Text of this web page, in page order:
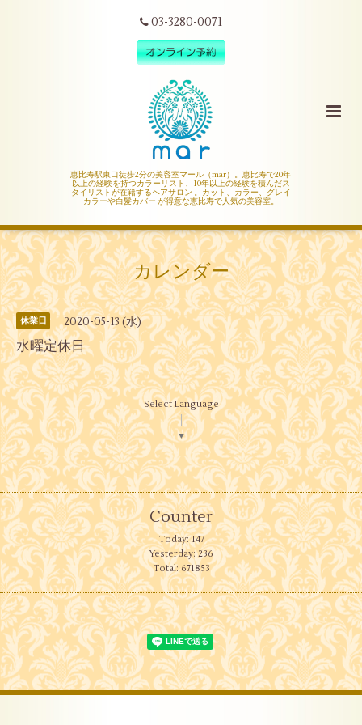
03-3280-0071
恵比寿駅東口徒歩2分の美容室マール（mar）。恵比寿で20年
以上の経験を持つカラーリスト、10年以上の経験を積んだス
タイリストが在籍するヘアサロン 。カット、カラー、グレイ
カラーや白髪カバー が得意な恵比寿で人気の美容室。
カレンダー
休業日 2020-05-13 (水)
水曜定休日
Select Language
▼
Counter
Today:147
Yesterday:236
Total:671853